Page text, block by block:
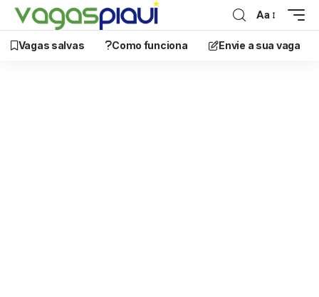
Aa
Vagas salvas Como funciona Envie a sua vaga